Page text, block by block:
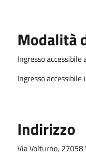
Modalità
Ingresso
Ingresso
Indirizzo
Via Volturno, 27058